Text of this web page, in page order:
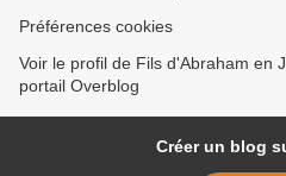
Préférences cookies
Voir le profil de Fils d'Abraham en
portail Overblog
Créer un blog